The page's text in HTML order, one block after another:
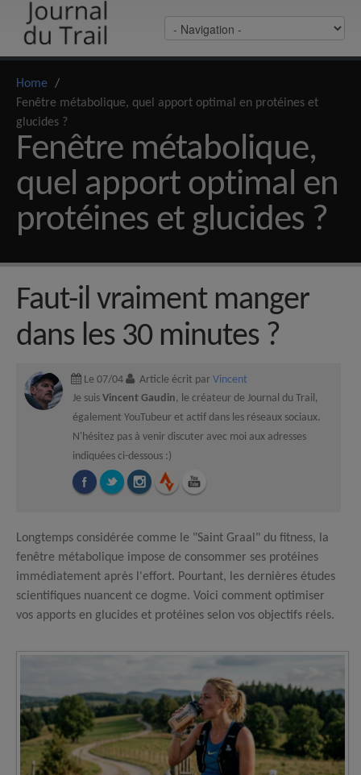
Home /
Fenêtre métabolique, quel apport optimal en protéines et
glucides ?
Fenêtre métabolique,
quel apport optimal en
protéines et glucides ?
Faut-il vraiment manger
dans les 30 minutes ?
Le 07/04 Article écrit par Vincent
Je suis Vincent Gaudin, le créateur de Journal du Trail,
également YouTubeur et actif dans les réseaux sociaux.
N'hésitez pas à venir discuter avec moi aux adresses
indiquées ci-dessous :)
Longtemps considérée comme le "Saint Graal" du fitness, la
fenêtre métabolique impose de consommer ses protéines
immédiatement après l'effort. Pourtant, les dernières études
scientifiques nuancent ce dogme. Voici comment optimiser
vos apports en glucides et protéines selon vos objectifs réels.